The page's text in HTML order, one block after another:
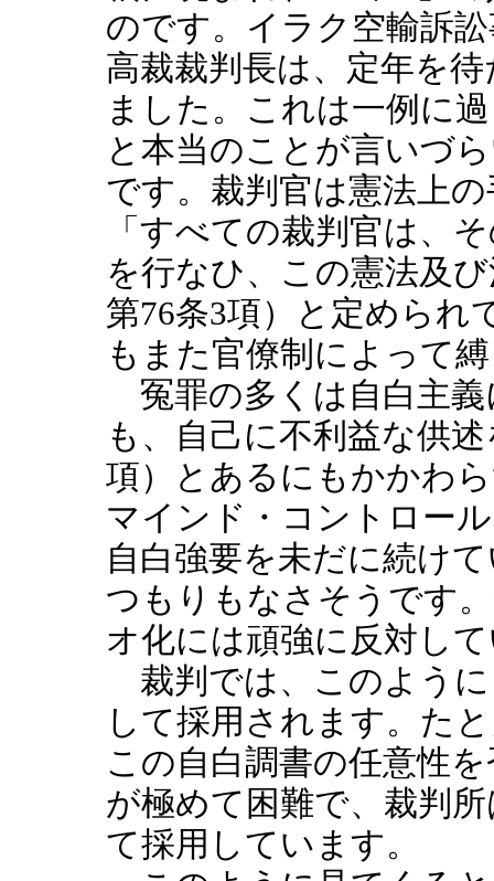
のです。イラク空輸訴
高裁裁判長は、定年を
ました。これは一例に
と本当のことが言いづ
です。裁判官は憲法上
「すべての裁判官は、
を行なひ、この憲法及
第76条3項）と定められ
もまた官僚制によって
冤罪の多くは自白主義
も、自己に不利益な供
項）とあるにもかかわ
マインド・コントロー
自白強要を未だに続け
つもりもなさそうです
オ化には頑強に反対し
裁判では、このよう
して採用されます。た
この自白調書の任意性
が極めて困難で、裁判
て採用しています。